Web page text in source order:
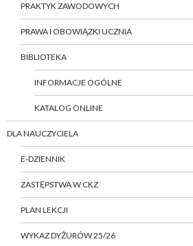
PRAKTYK ZAWODOWYCH
PRAWA I OBOWIĄZKI UCZNIA
BIBLIOTEKA
INFORMACJE OGÓLNE
KATALOG ONLINE
DLA NAUCZYCIELA
E-DZIENNIK
ZASTĘPSTWA W CKZ
PLAN LEKCJI
WYKAZ DYŻURÓW 25/26